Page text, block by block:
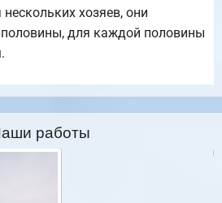
хозяев, они
для каждой половины
работы